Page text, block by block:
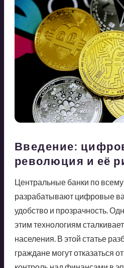
Введение:
революция и её
Центральные банки по
разрабатывают цифровые
удобство и прозрачность.
этим технологиям
населения. В этой статье
граждане могут отказаться